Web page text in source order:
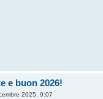
e buon 2026!
2025, 9:07